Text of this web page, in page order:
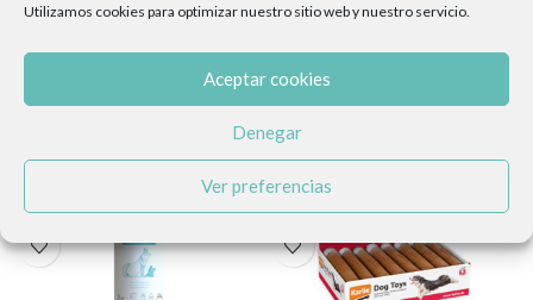
Utilizamos cookies para optimizar nuestro sitio web y nuestro servicio.
Aceptar cookies
Denegar
Ver preferencias
PRODUCTOS RELACIONADOS